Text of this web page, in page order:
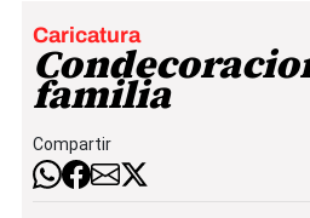
Caricatura
familia
Compartir